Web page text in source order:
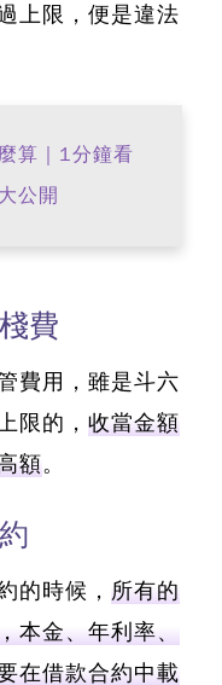
上限，便是違法
算｜1分鐘看
公開
費
費用，雖是斗六
限的， 收當金額
額。
的時候， 所有的
本金、年利率、
在借款合約中載